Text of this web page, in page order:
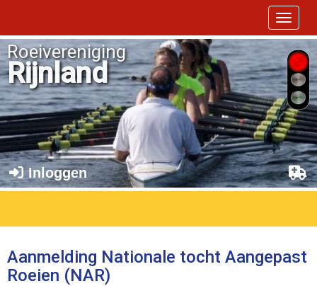
Toggle
Roeivereniging
Rijnland
Inloggen
Aanmelding Nationale tocht Aangepast
Roeien (NAR)